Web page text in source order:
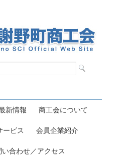
新情報 商工会について
ービス 会員企業紹介
い合わせ／アクセス